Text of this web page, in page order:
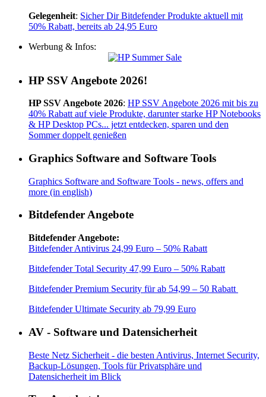
Gelegenheit: Sicher Dir Bitdefender Produkte aktuell mit
50% Rabatt, bereits ab 24,95 Euro
Werbung & Infos:
HP SSV Angebote 2026!
HP SSV Angebote 2026: HP SSV Angebote 2026 mit bis zu
40% Rabatt auf viele Produkte, darunter starke HP Notebooks
& HP Desktop PCs... jetzt entdecken, sparen und den
Sommer doppelt genießen
Graphics Software and Software Tools
Graphics Software and Software Tools - news, offers and
more (in english)
Bitdefender Angebote
Bitdefender Angebote:
Bitdefender Antivirus 24,99 Euro – 50% Rabatt
Bitdefender Total Security 47,99 Euro – 50% Rabatt
Bitdefender Premium Security für ab 54,99 – 50 Rabatt
Bitdefender Ultimate Security ab 79,99 Euro
AV - Software und Datensicherheit
Beste Netz Sicherheit - die besten Antivirus, Internet Security,
Backup-Lösungen, Tools für Privatsphäre und
Datensicherheit im Blick